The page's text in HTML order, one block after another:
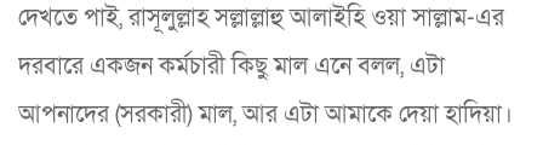
দেখতে পাই, রাসূলুল্লাহ সল্লাল্লাহু আলাইহি ওয়া সাল্লাম-এর
দরবারে একজন কর্মচারী কিছু মাল এনে বলল, এটা
আপনাদের (সরকারী) মাল, আর এটা আমাকে দেয়া হাদিয়া।